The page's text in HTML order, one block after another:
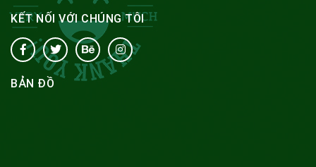
KẾT NỐI VỚI CHÚNG TÔI
BẢN ĐỒ